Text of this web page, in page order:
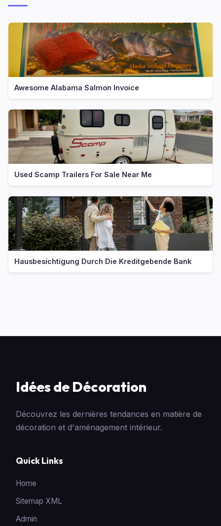
Awesome Alabama Salmon Invoice
Used Scamp Trailers For Sale Near Me
Hausbesichtigung Durch Die Kreditgebende Bank
Idées de Décoration
Découvrez les dernières tendances en matière de
décoration et d'aménagement intérieur.
Quick Links
Home
Sitemap XML
Admin